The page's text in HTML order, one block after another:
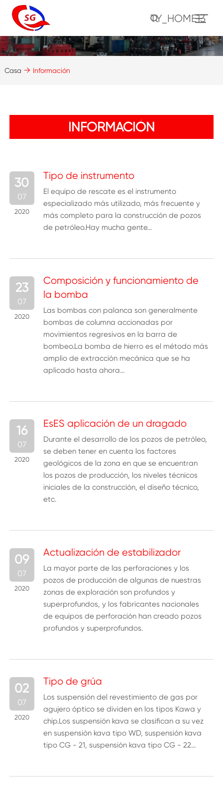
TY_HOME13
Casa Información
INFORMACIÓN
Tipo de instrumento
30
07
2020
El equipo de rescate es el instrumento
especializado más utilizado, más frecuente y
más completo para la construcción de pozos
de petróleo.Hay mucha gente...
Composición y funcionamiento de
la bomba
23
07
2020
Las bombas con palanca son generalmente
bombas de columna accionadas por
movimientos regresivos en la barra de
bombeo.La bomba de hierro es el método más
amplio de extracción mecánica que se ha
aplicado hasta ahora...
EsES aplicación de un dragado
16
07
2020
Durante el desarrollo de los pozos de petróleo,
se deben tener en cuenta los factores
geológicos de la zona en que se encuentran
los pozos de producción, los niveles técnicos
iniciales de la construcción, el diseño técnico,
etc.
Actualización de estabilizador
09
07
2020
La mayor parte de las perforaciones y los
pozos de producción de algunas de nuestras
zonas de exploración son profundos y
superprofundos, y los fabricantes nacionales
de equipos de perforación han creado pozos
profundos y superprofundos.
Tipo de grúa
02
07
2020
Los suspensión del revestimiento de gas por
agujero óptico se dividen en los tipos Kawa y
chip.Los suspensión kava se clasifican a su vez
en suspensión kava tipo WD, suspensión kava
tipo CG - 21, suspensión kava tipo CG - 22...